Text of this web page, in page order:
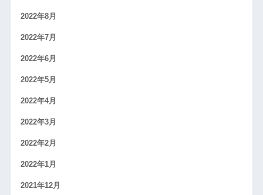
2022年8月
2022年7月
2022年6月
2022年5月
2022年4月
2022年3月
2022年2月
2022年1月
2021年12月